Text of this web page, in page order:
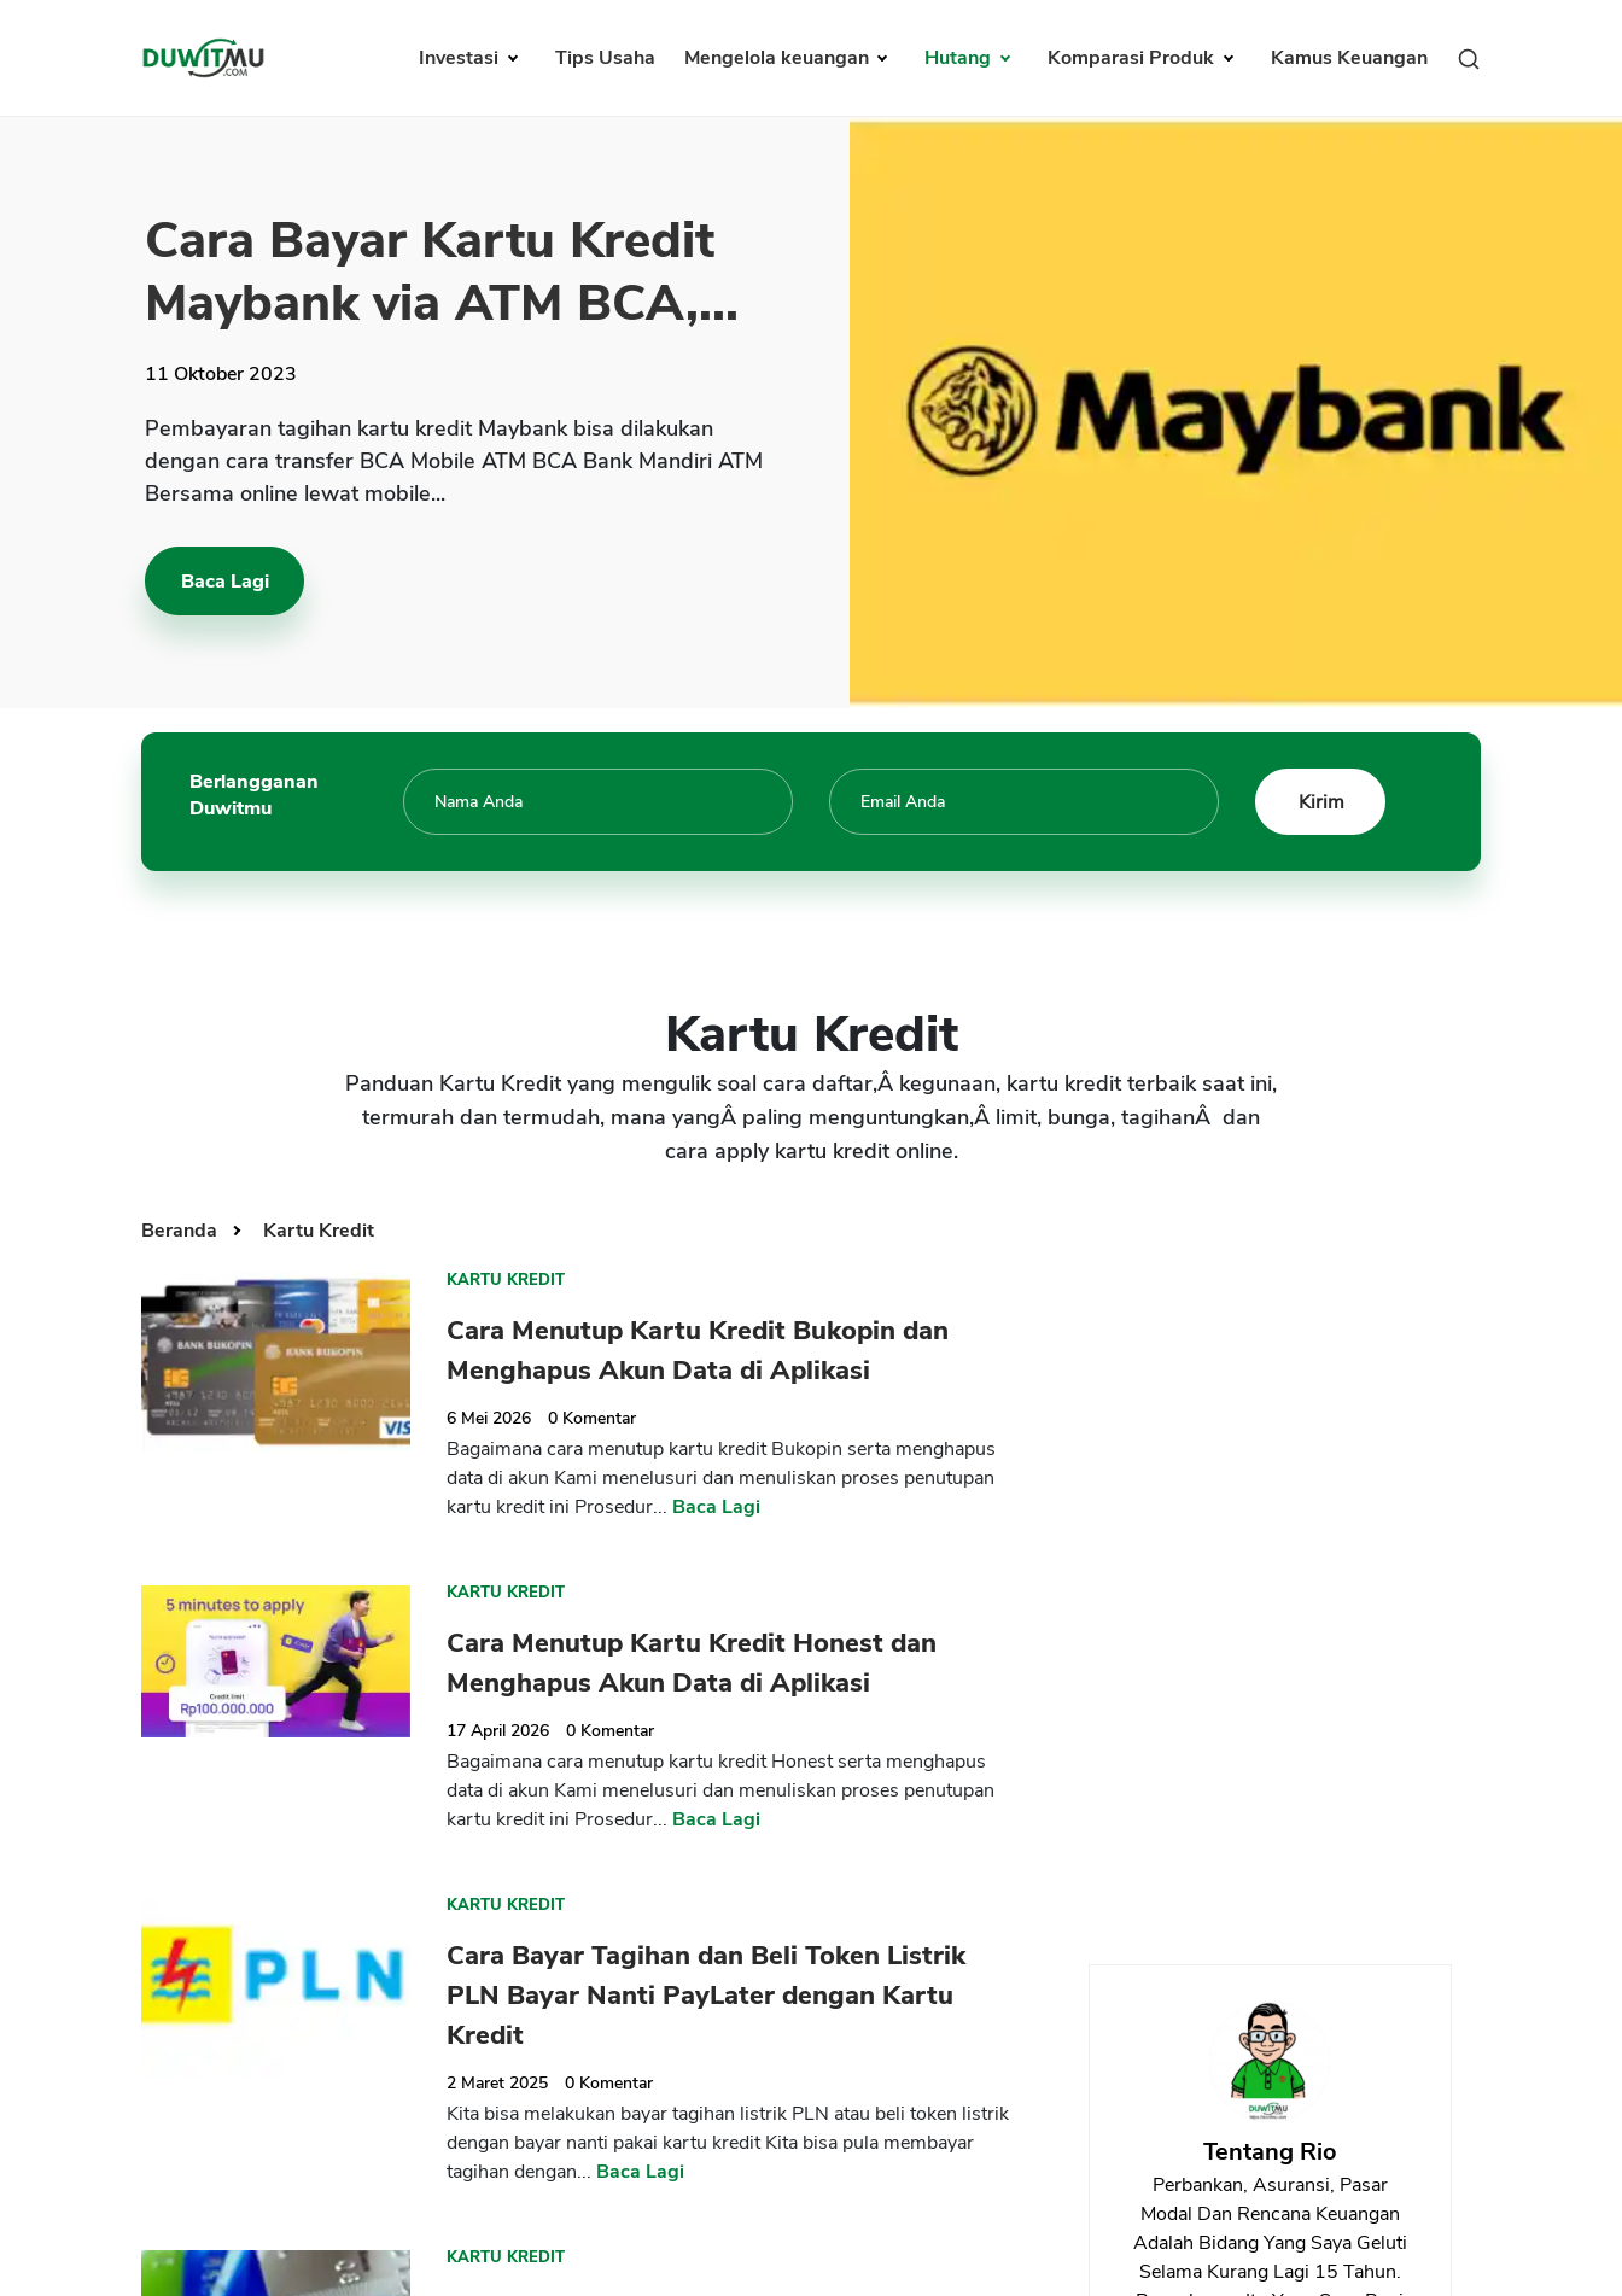
Investasi Tips Usaha Mengelola keuangan Hutang Komparasi Produk Kamus Keuangan
Cara Bayar Kartu Kredit
Maybank via ATM BCA,...
11 Oktober 2023
Pembayaran tagihan kartu kredit Maybank bisa dilakukan
dengan cara transfer BCA Mobile ATM BCA Bank Mandiri ATM
Bersama online lewat mobile...
Baca Lagi
Berlangganan
Duwitmu
Kartu Kredit
Panduan Kartu Kredit yang mengulik soal cara daftar,Â kegunaan, kartu kredit terbaik saat ini,
termurah dan termudah, mana yangÂ paling menguntungkan,Â limit, bunga, tagihanÂ dan
cara apply kartu kredit online.
Beranda Kartu Kredit
KARTU KREDIT
Cara Menutup Kartu Kredit Bukopin dan
Menghapus Akun Data di Aplikasi
6 Mei 2026 0 Komentar
Bagaimana cara menutup kartu kredit Bukopin serta menghapus
data di akun Kami menelusuri dan menuliskan proses penutupan
kartu kredit ini Prosedur... Baca Lagi
KARTU KREDIT
Cara Menutup Kartu Kredit Honest dan
Menghapus Akun Data di Aplikasi
17 April 2026 0 Komentar
Bagaimana cara menutup kartu kredit Honest serta menghapus
data di akun Kami menelusuri dan menuliskan proses penutupan
kartu kredit ini Prosedur... Baca Lagi
KARTU KREDIT
Cara Bayar Tagihan dan Beli Token Listrik
PLN Bayar Nanti PayLater dengan Kartu
Kredit
2 Maret 2025 0 Komentar
Kita bisa melakukan bayar tagihan listrik PLN atau beli token listrik
dengan bayar nanti pakai kartu kredit Kita bisa pula membayar
tagihan dengan... Baca Lagi
KARTU KREDIT
Tentang Rio
Perbankan, Asuransi, Pasar
Modal Dan Rencana Keuangan
Adalah Bidang Yang Saya Geluti
Selama Kurang Lagi 15 Tahun.